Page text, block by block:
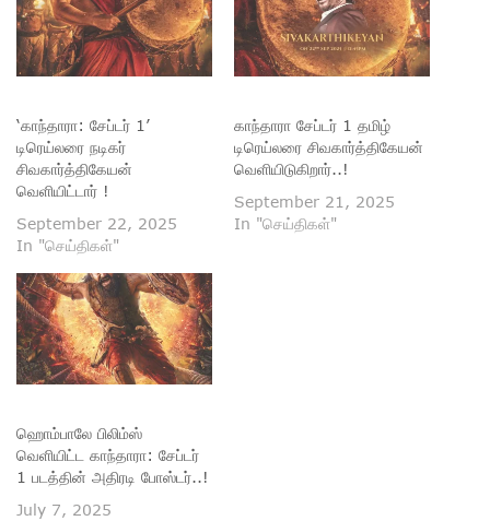
‘காந்தாரா: சேப்டர் 1’
டிரெய்லரை நடிகர்
சிவகார்த்திகேயன்
வெளியிட்டார் !
September 22, 2025
In "செய்திகள்"
காந்தாரா சேப்டர் 1 தமிழ்
டிரெய்லரை சிவகார்த்திகேயன்
வெளியிடுகிறார்..!
September 21, 2025
In "செய்திகள்"
ஹொம்பாலே பிலிம்ஸ்
வெளியிட்ட காந்தாரா: சேப்டர்
1 படத்தின் அதிரடி போஸ்டர்..!
July 7, 2025